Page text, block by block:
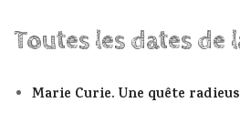
Toutes les dates de
Marie Curie. Une quête